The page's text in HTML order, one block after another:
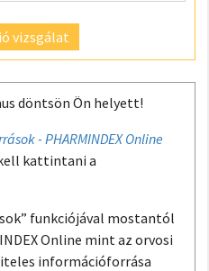
vizsgálat
döntsön Ön helyett!
- PHARMINDEX Online
kattintani a
funkciójával mostantól
Online mint az orvosi
információforrása